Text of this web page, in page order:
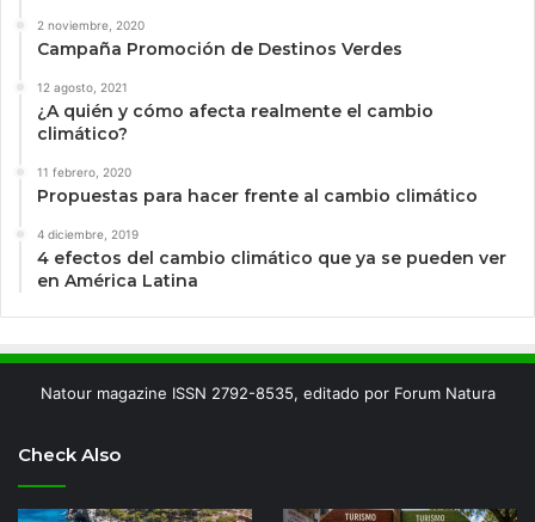
2 noviembre, 2020
Campaña Promoción de Destinos Verdes
12 agosto, 2021
¿A quién y cómo afecta realmente el cambio
climático?
11 febrero, 2020
Propuestas para hacer frente al cambio climático
4 diciembre, 2019
4 efectos del cambio climático que ya se pueden ver
en América Latina
Natour magazine ISSN 2792-8535, editado por Forum Natura
Check Also